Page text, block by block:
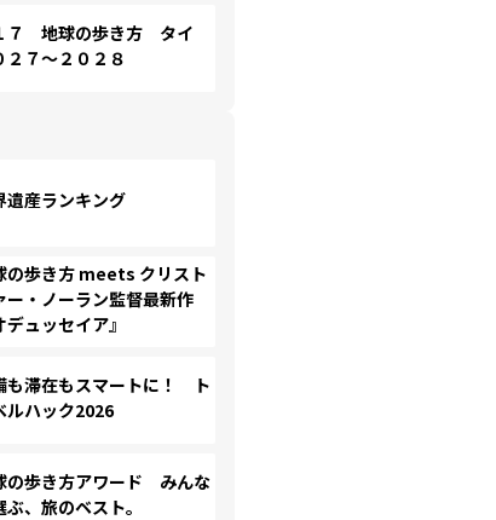
７ 地球の歩き方 タイ
２７～２０２８
遺産ランキング
の歩き方 meets クリスト
ー・ノーラン監督最新作
デュッセイア』
も滞在もスマートに！ ト
ルハック2026
の歩き方アワード みんな
ぶ、旅のベスト。